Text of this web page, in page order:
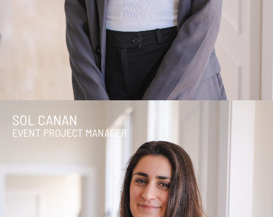
SOL CANAN
EVENT PROJECT MANAGER